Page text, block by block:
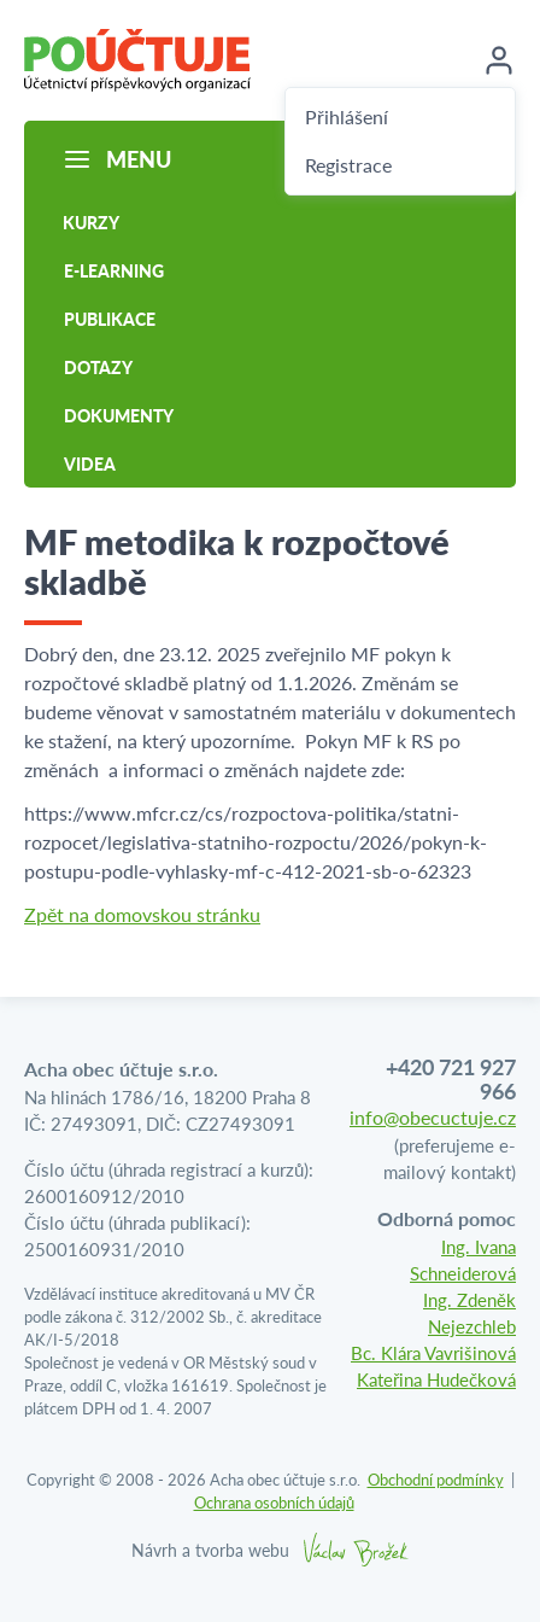
Přihlášení
Registrace
MENU
KURZY
E-LEARNING
PUBLIKACE
DOTAZY
DOKUMENTY
VIDEA
MF metodika k rozpočtové
skladbě
Dobrý den, dne 23.12. 2025 zveřejnilo MF pokyn k
rozpočtové skladbě platný od 1.1.2026. Změnám se
budeme věnovat v samostatném materiálu v dokumentech
ke stažení, na který upozorníme. Pokyn MF k RS po
změnách a informaci o změnách najdete zde:
https://www.mfcr.cz/cs/rozpoctova-politika/statni-
rozpocet/legislativa-statniho-rozpoctu/2026/pokyn-k-
postupu-podle-vyhlasky-mf-c-412-2021-sb-o-62323
Zpět na domovskou stránku
Acha obec účtuje s.r.o.
Na hlinách 1786/16, 18200 Praha 8
IČ: 27493091, DIČ: CZ27493091
Číslo účtu (úhrada registrací a kurzů):
2600160912/2010
Číslo účtu (úhrada publikací):
2500160931/2010
Vzdělávací instituce akreditovaná u MV ČR
podle zákona č. 312/2002 Sb., č. akreditace
AK/I-5/2018
Společnost je vedená v OR Městský soud v
Praze, oddíl C, vložka 161619. Společnost je
plátcem DPH od 1. 4. 2007
+420 721 927
966
info@obecuctuje.cz
(preferujeme e-
mailový kontakt)
Odborná pomoc
Ing. Ivana
Schneiderová
Ing. Zdeněk
Nejezchleb
Bc. Klára Vavrišinová
Kateřina Hudečková
Copyright © 2008 - 2026 Acha obec účtuje s.r.o. Obchodní podmínky |
Ochrana osobních údajů
Návrh a tvorba webu